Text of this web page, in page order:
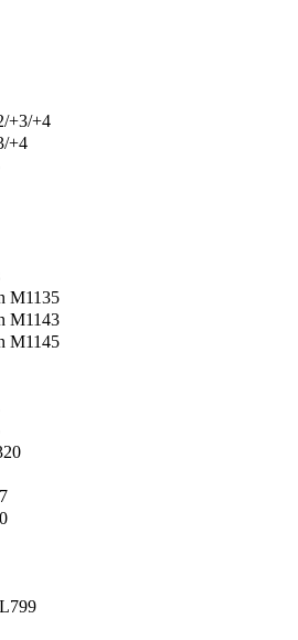
+3/+4
+4
M1135
M1143
M1145